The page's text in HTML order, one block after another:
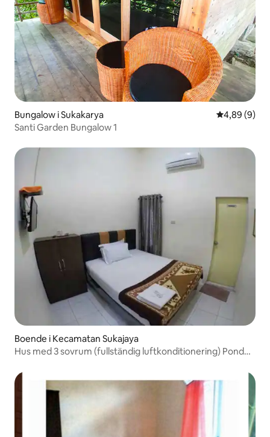
Bungalow i Sukakarya 4,89 av 5 i
4,89 (9)
Santi Garden Bungalow 1
Boende i Kecamatan Sukajaya
Hus med 3 sovrum (fullständig luftkonditionering) Pondok